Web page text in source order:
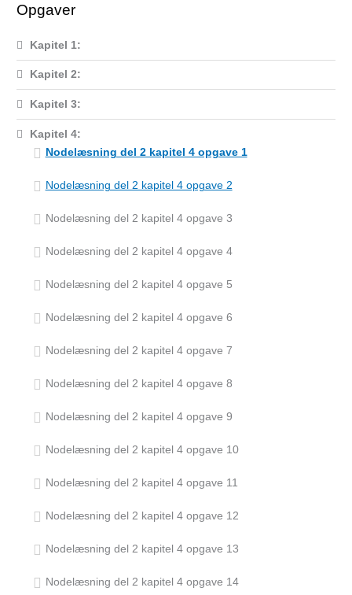
Opgaver
Kapitel 1:
Kapitel 2:
Kapitel 3:
Kapitel 4:
Nodelæsning del 2 kapitel 4 opgave 1
Nodelæsning del 2 kapitel 4 opgave 2
Nodelæsning del 2 kapitel 4 opgave 3
Nodelæsning del 2 kapitel 4 opgave 4
Nodelæsning del 2 kapitel 4 opgave 5
Nodelæsning del 2 kapitel 4 opgave 6
Nodelæsning del 2 kapitel 4 opgave 7
Nodelæsning del 2 kapitel 4 opgave 8
Nodelæsning del 2 kapitel 4 opgave 9
Nodelæsning del 2 kapitel 4 opgave 10
Nodelæsning del 2 kapitel 4 opgave 11
Nodelæsning del 2 kapitel 4 opgave 12
Nodelæsning del 2 kapitel 4 opgave 13
Nodelæsning del 2 kapitel 4 opgave 14